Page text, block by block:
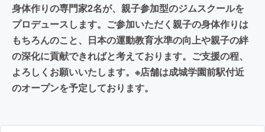
身体作りの専門家2名が、親子参加型のジムスクールを
プロデュースします。ご参加いただく親子の身体作りは
もちろんのこと、日本の運動教育水準の向上や親子の絆
の深化に貢献できればと考えております。ご支援の程、
よろしくお願いいたします。※店舗は成城学園前駅付近
のオープンを予定しております。